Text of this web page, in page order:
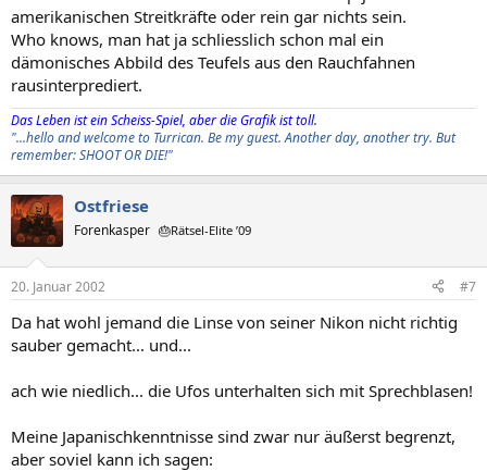
amerikanischen Streitkräfte oder rein gar nichts sein.
Who knows, man hat ja schliesslich schon mal ein
dämonisches Abbild des Teufels aus den Rauchfahnen
rausinterprediert.
Das Leben ist ein Scheiss-Spiel, aber die Grafik ist toll.
"...hello and welcome to Turrican. Be my guest. Another day, another try. But
remember: SHOOT OR DIE!"
Ostfriese
Forenkasper 🎂Rätsel-Elite ’09
20. Januar 2002 #7
Da hat wohl jemand die Linse von seiner Nikon nicht richtig
sauber gemacht... und...
ach wie niedlich... die Ufos unterhalten sich mit Sprechblasen!
Meine Japanischkenntnisse sind zwar nur äußerst begrenzt,
aber soviel kann ich sagen: